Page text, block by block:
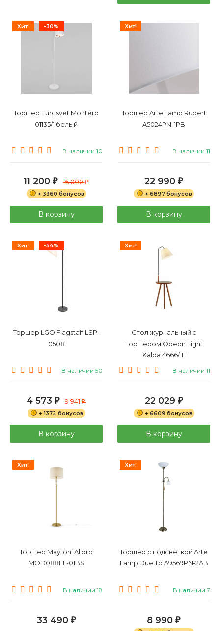
Хит! -30%
Торшер Eurosvet Montero
01135/1 белый
В наличии 10
11 200 ₽ 16 000₽
+ 3360 бонусов
В корзину
Хит!
Торшер Arte Lamp Rupert
A5024PN-1PB
В наличии 11
22 990 ₽
+ 6897 бонусов
В корзину
Хит! -54%
Торшер LGO Flagstaff LSP-
0508
В наличии 50
4 573 ₽ 9 941₽
+ 1372 бонусов
В корзину
Хит!
Стол журнальный с
торшером Odeon Light
Kalda 4666/1F
В наличии 11
22 029 ₽
+ 6609 бонусов
В корзину
Хит!
Торшер Maytoni Alloro
MOD088FL-01BS
В наличии 18
33 490 ₽
Хит!
Торшер с подсветкой Arte
Lamp Duetto A9569PN-2AB
В наличии 7
8 990 ₽